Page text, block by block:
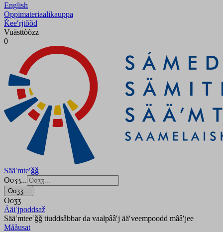
English
Oppimateriaalikauppa
Ǩeeʹrjtõõđ
Vuästtõõzz
0
Sääʹmteʹǧǧ
Ooʒʒ...
Ooʒʒ...
Ooʒʒ
Ääiʹjpoddsaž
Sääʹmteeʹǧǧ tiuddsåbbar da vaalpââʹj ääʹveempoodd mââʹjee
Mååusat